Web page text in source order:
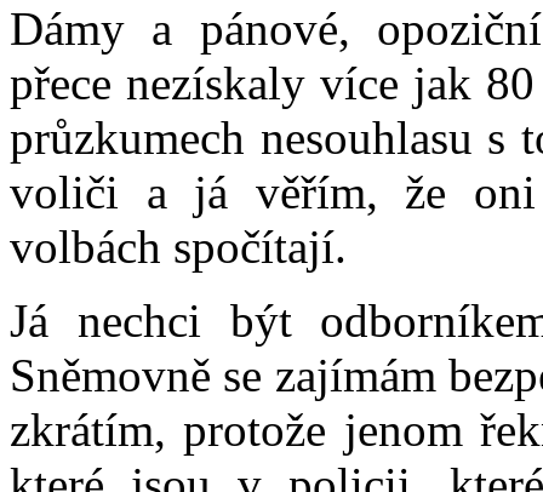
Dámy a pánové,
přece nezískaly více jak
průzkumech nesouhlasu
voliči a já věřím, že
volbách spočítají.
Já nechci být
Sněmovně se zajímám
zkrátím, protože jenom